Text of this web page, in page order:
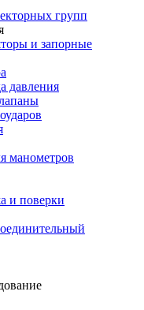
групп
и запорные
давления
манометров
и поверки